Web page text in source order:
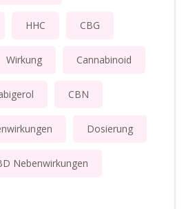
HHC CBG
Wirkung Cannabinoid
CBN
Dosierung
Nebenwirkungen